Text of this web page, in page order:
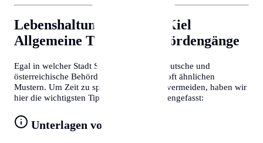
Lebenshaltungskosten in Kiel
Allgemeine Tipps für Behördengänge
Egal in welcher Stadt Sie sich befinden, deutsche und
österreichische Behördenprozesse folgen oft ähnlichen
Mustern. Um Zeit zu sparen und Frust zu vermeiden, haben wir
hier die wichtigsten Tipps für Sie zusammengefasst:
Unterlagen vorbereiten